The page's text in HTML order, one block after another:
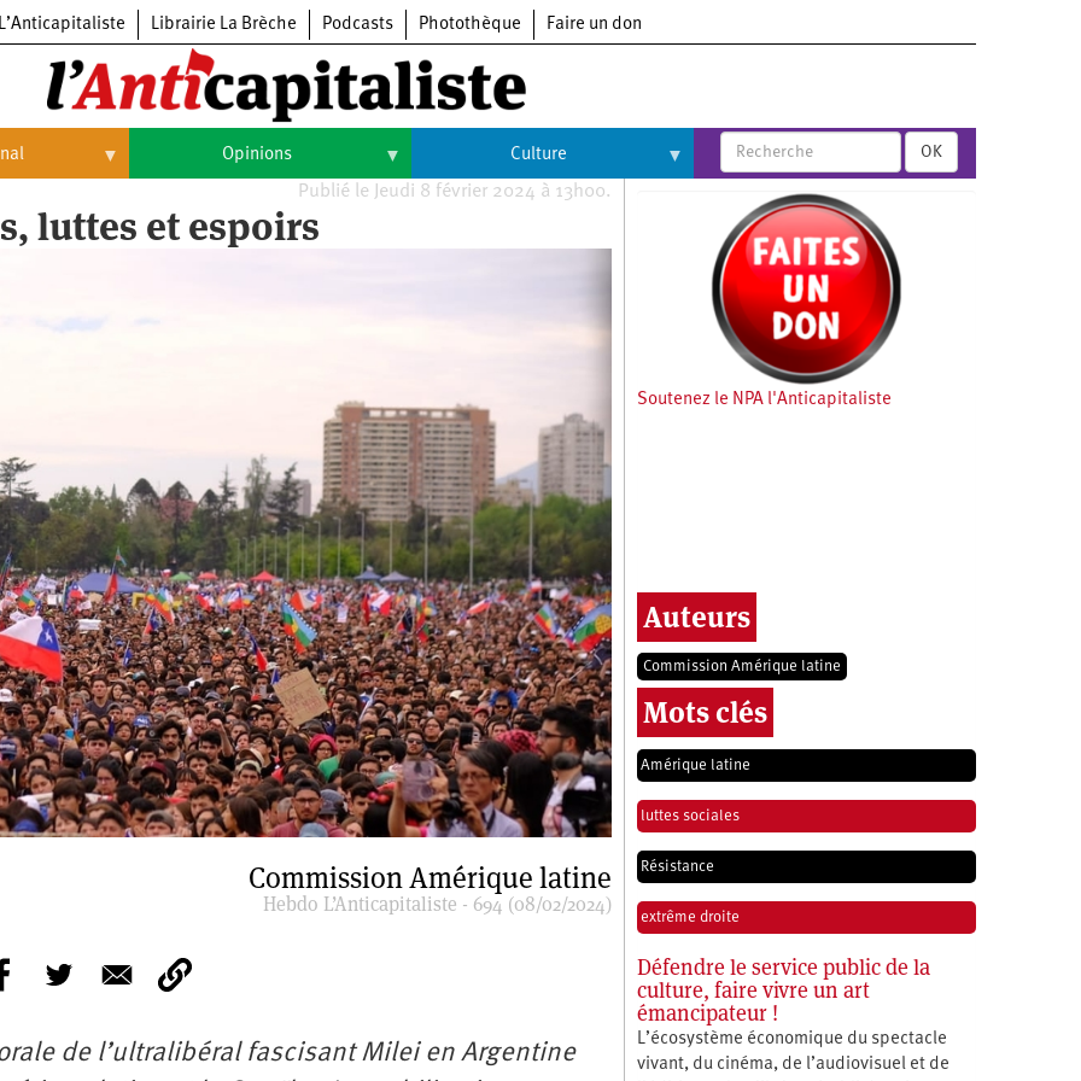
L’Anticapitaliste Librairie La Brèche Podcasts Photothèque Faire un don
Opinions Culture
Livres
Musique
OK
Publié le Jeudi 8 février 2024 à 13h00.
luttes et espoirs
Commission Amérique latine
Hebdo L’Anticapitaliste - 694 (08/02/2024)
de l’ultralibéral fascisant Milei en Argentine
Soutenez le NPA l'Anticapitaliste
Auteurs
Commission Amérique latine
Mots clés
Amérique latine
luttes sociales
Résistance
extrême droite
Défendre le service public de la
culture, faire vivre un art
émancipateur !
L’écosystème économique du spectacle
vivant, du cinéma, de l’audiovisuel et de